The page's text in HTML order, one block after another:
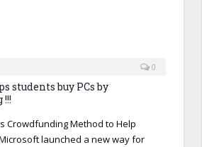
0
students buy PCs by
Crowdfunding Method to Help
launched a new way for